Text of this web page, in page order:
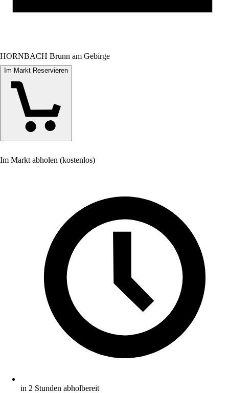
HORNBACH Brunn am Gebirge
Im Markt Reservieren
Im Markt abholen (kostenlos)
in 2 Stunden abholbereit